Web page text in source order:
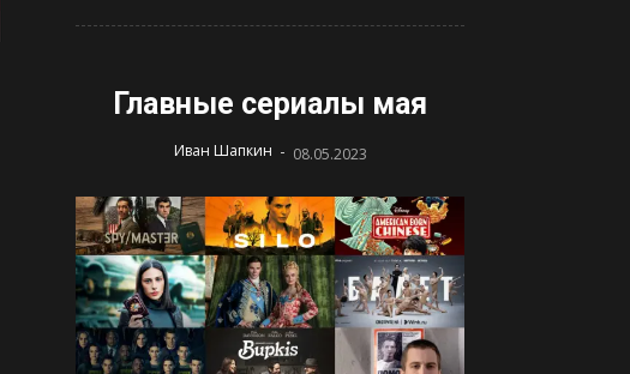
Главные сериалы мая
Иван Шапкин - 08.05.2023